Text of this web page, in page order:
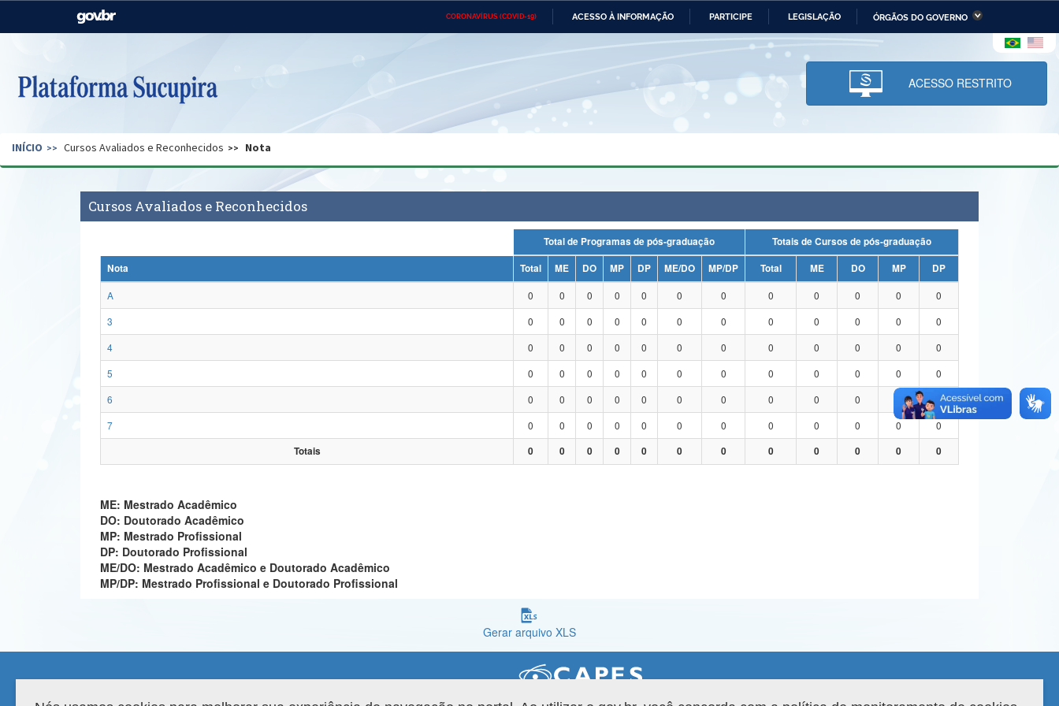
CORONAVÍRUS (COVID-19) ACESSO À INFORMAÇÃO PARTICIPE LEGISLAÇÃO ÓRGÃOS DO GOVERNO
Casa Civil Ministério das Relações Ministério da Economia Ministério da Infraestrutura
Pecuária e Abastecimento
Ministério da Ciência,
Tecnologia, Inovações e
Comunicações
Ministério do Desenvolvimento
Regional e dos Direitos Humanos
Secretaria de Governo Gabinete de Segurança Advocacia-Geral da União Banco Central do Brasil Planalto
ACESSO RESTRITO
INÍCIO Cursos Avaliados e Reconhecidos Nota
Cursos Avaliados e Reconhecidos
Total de Programas de pós-graduação
Totais de Cursos de pós-graduação
Nota
Total ME DO MP DP ME/DO MP/DP Total ME DO MP
DP
A
0 0 0 0 0 0 0 0 0 0 0
0
3
0 0 0 0 0 0 0 0 0 0 0
0
4
0 0 0 0 0 0 0 0 0 0 0
0
5
0 0 0 0 0 0 0 0 0 0 0
0
6
0 0 0 0 0 0 0 0 0 0
0
7
0 0 0 0 0 0 0 0 0 0 0
0
Totais
0 0 0 0 0 0 0 0 0 0 0 0
ME: Mestrado Acadêmico
DO: Doutorado Acadêmico
MP: Mestrado Profissional
DP: Doutorado Profissional
ME/DO: Mestrado Acadêmico e Doutorado Acadêmico
MP/DP: Mestrado Profissional e Doutorado Profissional
Gerar arquivo XLS